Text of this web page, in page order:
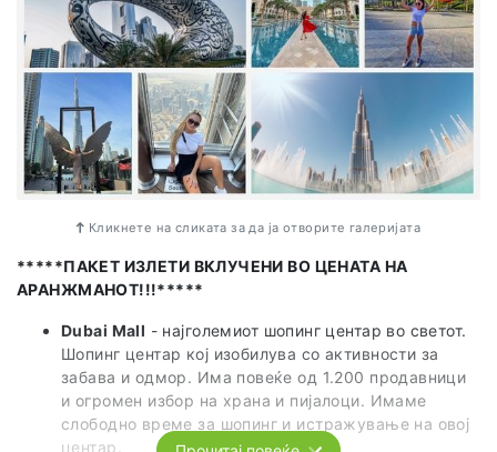
Кликнете на сликата за да ја отворите галеријата
*****ПАКЕТ ИЗЛЕТИ ВКЛУЧЕНИ ВО ЦЕНАТА НА
АРАНЖМАНОТ!!!*****
Dubai Mall - најголемиот шопинг центар во светот.
Шопинг центар кој изобилува со активности за
забава и одмор. Има повеќе од 1.200 продавници
и огромен избор на храна и пијалоци. Имаме
слободно време за шопинг и истражување на овој
центар.